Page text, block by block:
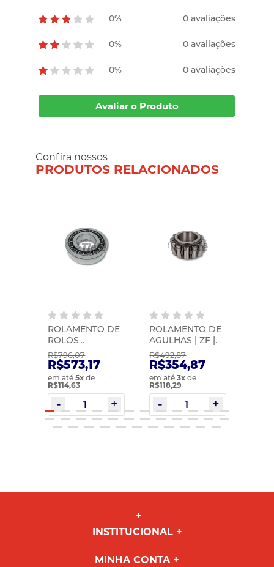
0% 0 avaliações
0% 0 avaliações
0% 0 avaliações
Avaliar o Produto
Confira nossos
PRODUTOS RELACIONADOS
ROLAMENTO DE
ROLOS
CILÍNDRICOS | ZF
| 0735301004
R$796,07
R$573,17
em até5x de
R$114,63
ROLAMENTO DE
AGULHAS | ZF |
0735298254
R$492,87
R$354,87
em até3x de
R$118,29
INSTITUCIONAL
MINHA CONTA